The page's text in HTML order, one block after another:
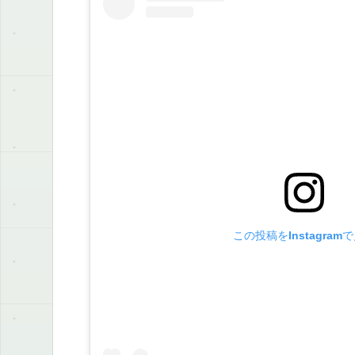
この投稿をInstagram